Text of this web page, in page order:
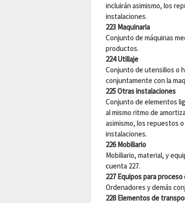
incluirán asimismo, los
instalaciones.
223 Maquinaria
Conjunto de máquinas
productos.
224 Utillaje
Conjunto de utensilios o
conjuntamente con la
225 Otras instalaciones
Conjunto de elementos
al mismo ritmo de
asimismo, los repuestos
instalaciones.
226 Mobiliario
Mobiliario, material, y
cuenta 227.
227 Equipos para
Ordenadores y demás
228 Elementos de